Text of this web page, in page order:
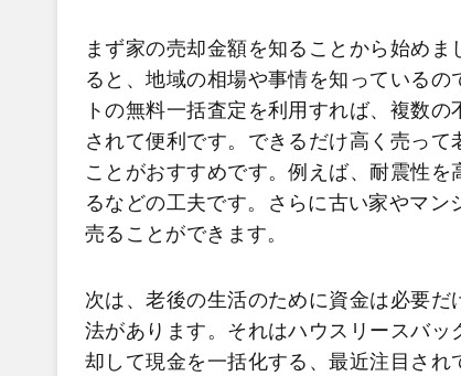
まず家の売却金額を知ることから始め
ると、地域の相場や事情を知っている
トの無料一括査定を利用すれば、複数
されて便利です。できるだけ高く売っ
ことがおすすめです。例えば、耐震性
るなどの工夫です。さらに古い家やマ
売ることができます。
次は、老後の生活のために資金は必要
法があります。それはハウスリースバ
却して現金を一括化する、最近注目さ